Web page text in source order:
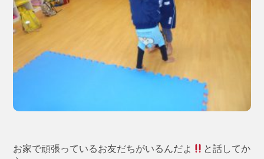
お家で頑張っているお友だちがいるんだよ
と話してか